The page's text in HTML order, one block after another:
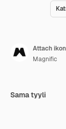
Attach
Magnific
Sama tyyli